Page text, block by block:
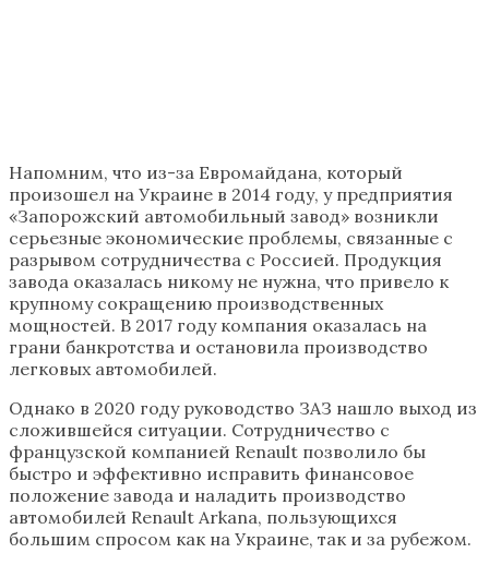
Напомним, что из-за Евромайдана, который
произошел на Украине в 2014 году, у предприятия
«Запорожский автомобильный завод» возникли
серьезные экономические проблемы, связанные с
разрывом сотрудничества с Россией. Продукция
завода оказалась никому не нужна, что привело к
крупному сокращению производственных
мощностей. В 2017 году компания оказалась на
грани банкротства и остановила производство
легковых автомобилей.
Однако в 2020 году руководство ЗАЗ нашло выход из
сложившейся ситуации. Сотрудничество с
французской компанией Renault позволило бы
быстро и эффективно исправить финансовое
положение завода и наладить производство
автомобилей Renault Arkana, пользующихся
большим спросом как на Украине, так и за рубежом.